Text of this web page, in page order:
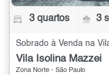
3 quartos 3
Sobrado à Venda na
Vila Isolina Mazzei
Zona Norte - São Paulo